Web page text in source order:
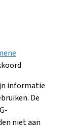
informatie
De
niet aan